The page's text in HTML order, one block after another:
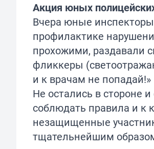
Акция юных
Вчера юные
профилактике
прохожими, раздавали
фликкеры
и к врачам не попадай!»
Не остались в стороне
соблюдать правила и
незащищенные
тщательнейшим